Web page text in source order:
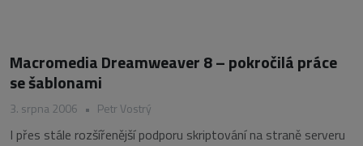
Macromedia Dreamweaver 8 – pokročilá práce
se šablonami
3. srpna 2006 • Petr Vostrý
I přes stále rozšířenější podporu skriptování na straně serveru